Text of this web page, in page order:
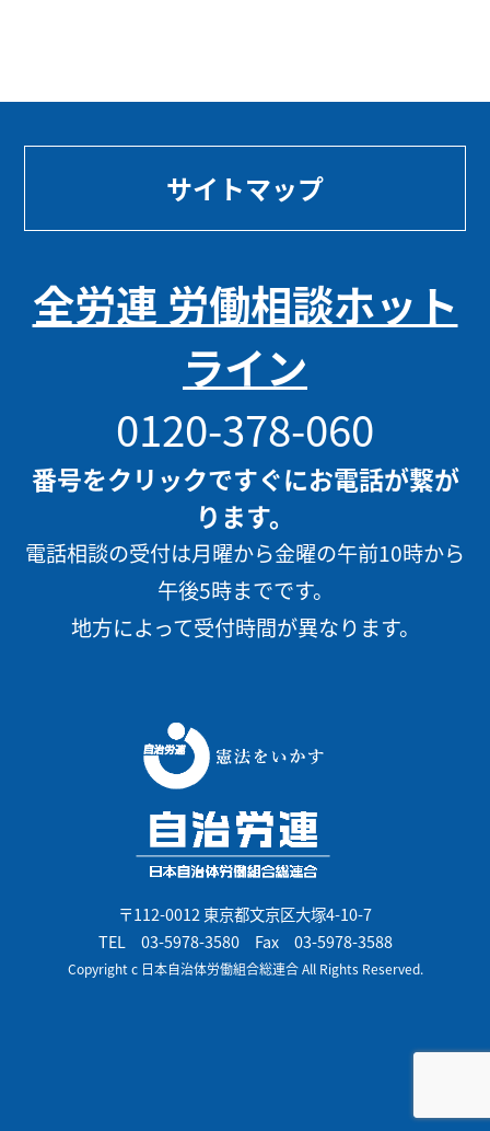
サイトマップ
全労連 労働相談ホット
ライン
0120-378-060
番号をクリックですぐにお電話が繋が
ります。
電話相談の受付は月曜から金曜の午前10時から
午後5時までです。
地方によって受付時間が異なります。
〒112-0012 東京都文京区大塚4-10-7
TEL 03-5978-3580Fax 03-5978-3588
Copyright c 日本自治体労働組合総連合 All Rights Reserved.